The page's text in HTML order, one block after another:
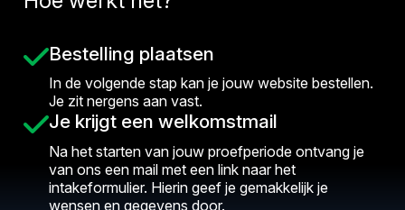
Bestelling plaatsen
In de volgende stap kan je jouw website bestellen.
Je zit nergens aan vast.
Je krijgt een welkomstmail
Na het starten van jouw proefperiode ontvang je
van ons een mail met een link naar het
intakeformulier. Hierin geef je gemakkelijk je
wensen en gegevens door.